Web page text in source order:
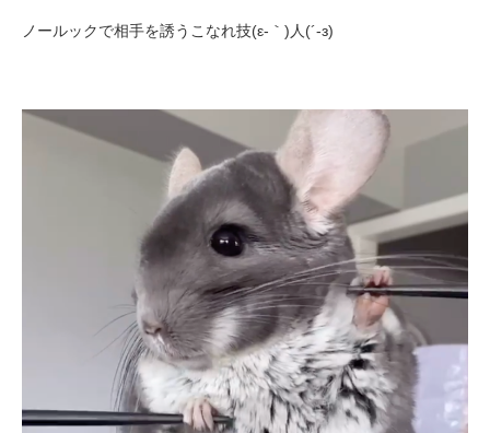
ノールックで相手を誘うこなれ技(ε-｀)人(´-з)